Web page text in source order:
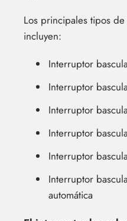
Los principales tipos
incluyen:
Interruptor
Interruptor
Interruptor
Interruptor
Interruptor
Interruptor
automática